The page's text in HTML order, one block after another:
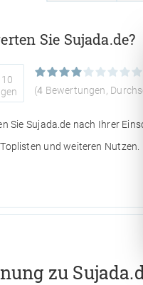
Sie Sujada.de?
10
(4 Bewertungen,
Sie Sujada.de nach Ihrer
und weiteren Nutzen.
zu